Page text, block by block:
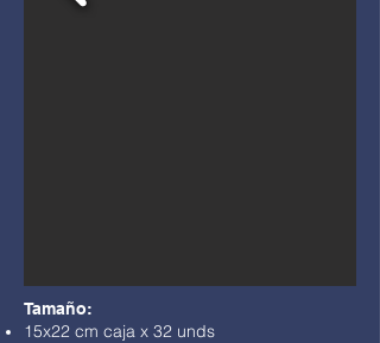
Tamaño:
15x22 cm caja x 32 unds